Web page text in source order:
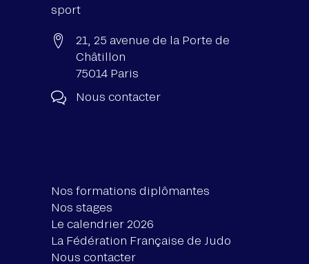
sport
21, 25 avenue de la Porte de
Châtillon
75014 Paris
Nous contacter
Nos formations diplômantes
Nos stages
Le calendrier 2026
La Fédération Française de Judo
Nous contacter